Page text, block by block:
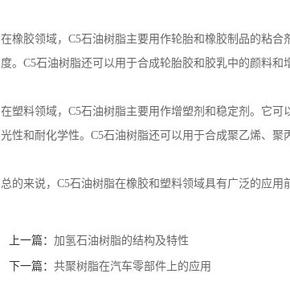
在橡胶领域，C5石油树脂主要用作轮胎和橡胶制品的粘
度。C5石油树脂还可以用于合成轮胎胶和胶乳中的颜料和
在塑料领域，C5石油树脂主要用作增塑剂和稳定剂。它
光性和耐化学性。C5石油树脂还可以用于合成聚乙烯、聚
总的来说，C5石油树脂在橡胶和塑料领域具有广泛的应
上一篇： 加氢石油树脂的结构及特性
下一篇： 共聚树脂在汽车零部件上的应用